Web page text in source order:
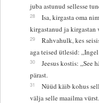
juba astunud sellesse
28
Isa, kirgasta oma
kirgastanud ja kirgastan
29
Rahvahulk, kes
aga teised ütlesid:
30
Jeesus kostis: „See
pärast.
31
Nüüd käib kohus
välja selle maailma vürst.